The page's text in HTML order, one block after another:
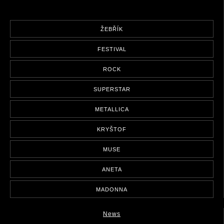
ŽEBŘÍK
FESTIVAL
ROCK
SUPERSTAR
METALLICA
KRYŠTOF
MUSE
ANETA
MADONNA
News